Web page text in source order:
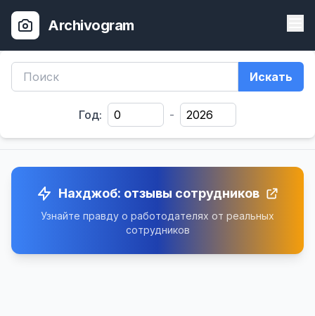
Archivogram
Искать
Год: -
Нахджоб: отзывы сотрудников
Узнайте правду о работодателях от реальных
сотрудников